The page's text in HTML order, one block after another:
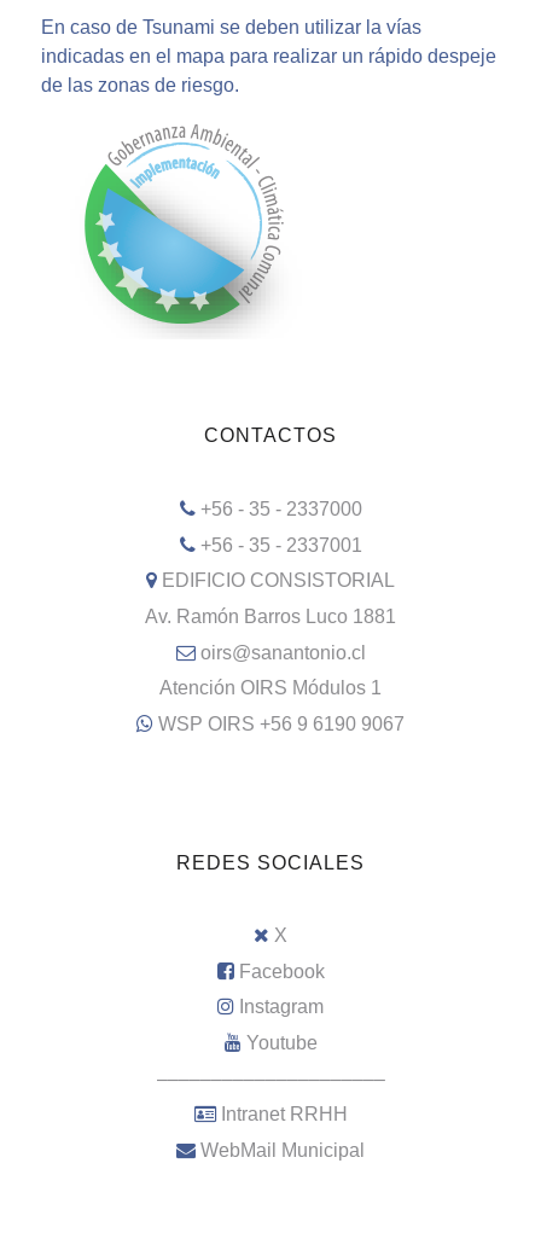
En caso de Tsunami se deben utilizar la vías
indicadas en el mapa para realizar un rápido despeje
de las zonas de riesgo.
CONTACTOS
+56 - 35 - 2337000
+56 - 35 - 2337001
EDIFICIO CONSISTORIAL
Av. Ramón Barros Luco 1881
oirs@sanantonio.cl
Atención OIRS Módulos 1
WSP OIRS +56 9 6190 9067
REDES SOCIALES
X
Facebook
Instagram
Youtube
–––––––––––––––––––––
Intranet RRHH
WebMail Municipal